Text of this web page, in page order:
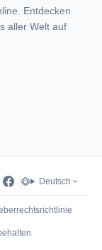
Entdecken
aller Welt auf
Deutsch
Tab)